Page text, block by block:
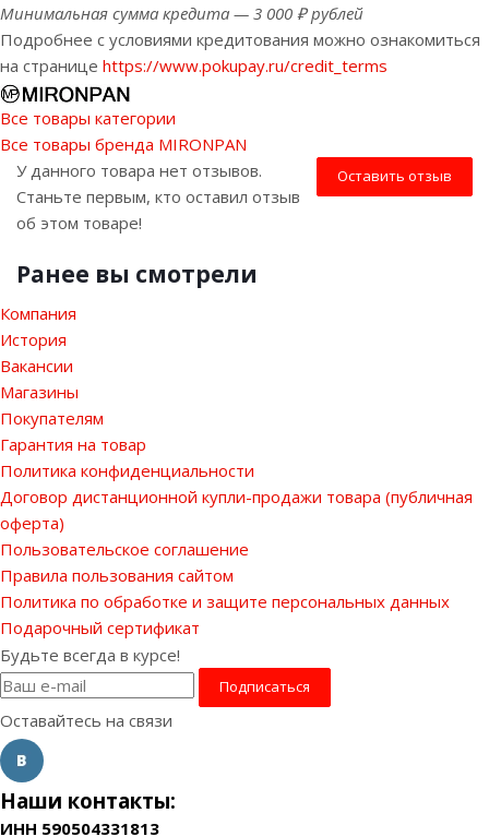
Минимальная сумма кредита — 3 000 ₽ рублей
Подробнее с условиями кредитования можно ознакомиться
на странице https://www.pokupay.ru/credit_terms
Все товары категории
Все товары бренда MIRONPAN
Оставить отзыв
У данного товара нет отзывов.
Станьте первым, кто оставил отзыв
об этом товаре!
Ранее вы смотрели
Компания
История
Вакансии
Магазины
Покупателям
Гарантия на товар
Политика конфиденциальности
Договор дистанционной купли-продажи товара (публичная
оферта)
Пользовательское соглашение
Правила пользования сайтом
Политика по обработке и защите персональных данных
Подарочный сертификат
Будьте всегда в курсе!
Оставайтесь на связи
Наши контакты:
ИНН 590504331813